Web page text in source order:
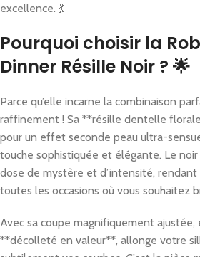
excellence. 💃
Pourquoi choisir la
Dinner Résille Noir ? 🌟
Parce qu’elle incarne la combinaison
raffinement ! Sa **résille dentelle
pour un effet seconde peau ultra-
touche sophistiquée et élégante. Le
dose de mystère et d’intensité,
toutes les occasions où vous souhaitez
Avec sa coupe magnifiquement
**décolleté en valeur**, allonge votre